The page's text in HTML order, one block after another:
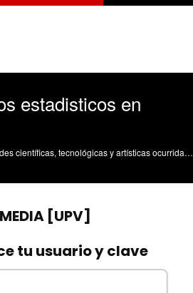
estadisticos en
Divulgación de las actividades científicas, tecnológicas y artísticas ocurridas en los tres campus de la UPV